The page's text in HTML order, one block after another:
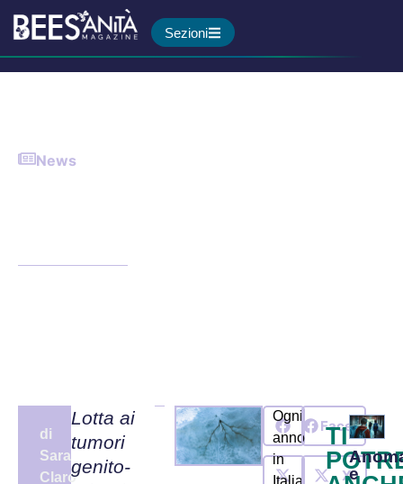
Sezioni
News
di
Sara
Claro
Lotta ai
tumori
genito-
Ogni
anno
in
Italia
Facebook
X
TI
e